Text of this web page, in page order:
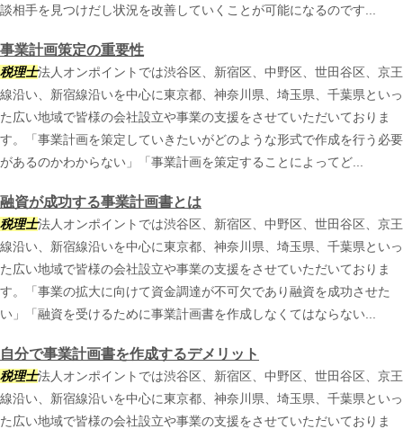
談相手を見つけだし状況を改善していくことが可能になるのです...
事業計画策定の重要性
税理士法人オンポイントでは渋谷区、新宿区、中野区、世田谷区、京王
線沿い、新宿線沿いを中心に東京都、神奈川県、埼玉県、千葉県といっ
た広い地域で皆様の会社設立や事業の支援をさせていただいておりま
す。「事業計画を策定していきたいがどのような形式で作成を行う必要
があるのかわからない」「事業計画を策定することによってど...
融資が成功する事業計画書とは
税理士法人オンポイントでは渋谷区、新宿区、中野区、世田谷区、京王
線沿い、新宿線沿いを中心に東京都、神奈川県、埼玉県、千葉県といっ
た広い地域で皆様の会社設立や事業の支援をさせていただいておりま
す。「事業の拡大に向けて資金調達が不可欠であり融資を成功させた
い」「融資を受けるために事業計画書を作成しなくてはならない...
自分で事業計画書を作成するデメリット
税理士法人オンポイントでは渋谷区、新宿区、中野区、世田谷区、京王
線沿い、新宿線沿いを中心に東京都、神奈川県、埼玉県、千葉県といっ
た広い地域で皆様の会社設立や事業の支援をさせていただいておりま